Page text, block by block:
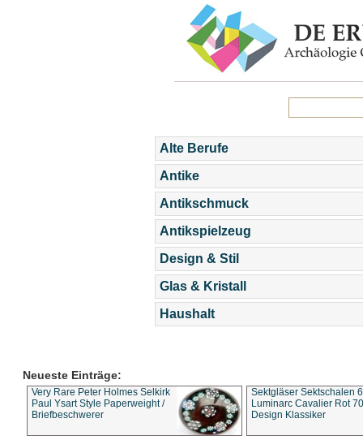
Alte Berufe
Antike
Antikschmuck
Antikspielzeug
Design & Stil
Glas & Kristall
Haushalt
Neueste Einträge:
Very Rare Peter Holmes Selkirk
Paul Ysart Style Paperweight /
Briefbeschwerer
Sektgläser Sektschalen
Luminarc Cavalier Rot
Design Klassiker